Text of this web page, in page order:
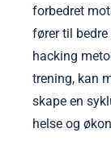
forbedret
fører til
hacking
trening, kan
skape en
helse og